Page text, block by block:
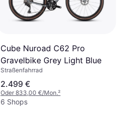
Cube Nuroad C62 Pro
Gravelbike Grey Light Blue
Straßenfahrrad
2.499 €
Oder 833,00 €/Mon.²
6 Shops